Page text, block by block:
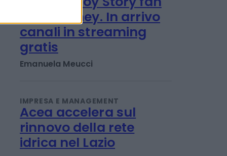
IMPRESA E MANAGEMENT
Parchi e Toy Story fan
ricca Disney. In arrivo
Emanuela Meucci
IMPRESA E MANAGEMENT